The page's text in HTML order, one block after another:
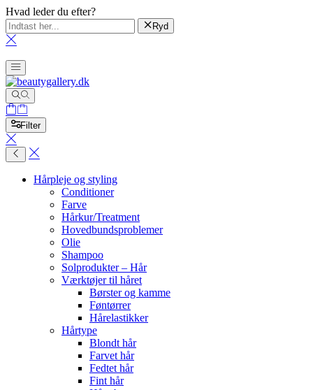
Hvad leder du efter?
Ryd
Filter
Hårpleje og styling
Conditioner
Farve
Hårkur/Treatment
Hovedbundsproblemer
Olie
Shampoo
Solprodukter – Hår
Værktøjer til håret
Børster og kamme
Føntørrer
Hårelastikker
Hårtype
Blondt hår
Farvet hår
Fedtet hår
Fint hår